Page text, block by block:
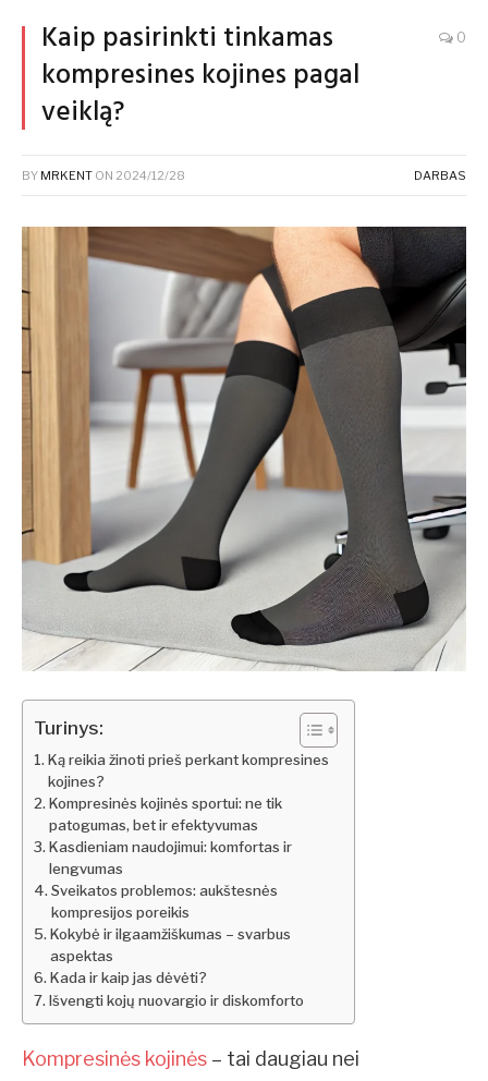
Kaip pasirinkti tinkamas
kompresines kojines pagal
veiklą?
0
BY MRKENT ON 2024/12/28 DARBAS
Turinys:
Ką reikia žinoti prieš perkant kompresines
kojines?
Kompresinės kojinės sportui: ne tik
patogumas, bet ir efektyvumas
Kasdieniam naudojimui: komfortas ir
lengvumas
Sveikatos problemos: aukštesnės
kompresijos poreikis
Kokybė ir ilgaamžiškumas – svarbus
aspektas
Kada ir kaip jas dėvėti?
Išvengti kojų nuovargio ir diskomforto
Kompresinės kojinės – tai daugiau nei